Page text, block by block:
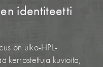
identiteetti
on ulko-HPL-
kerrostettuja kuvioita,
identiteetti
on ulko-HPL-
kerrostettuja kuvioita,
identiteetti
on ulko-HPL-
kerrostettuja kuvioita,